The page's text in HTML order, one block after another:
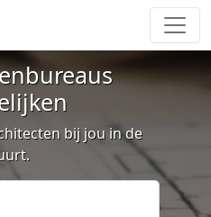
bij jou in de